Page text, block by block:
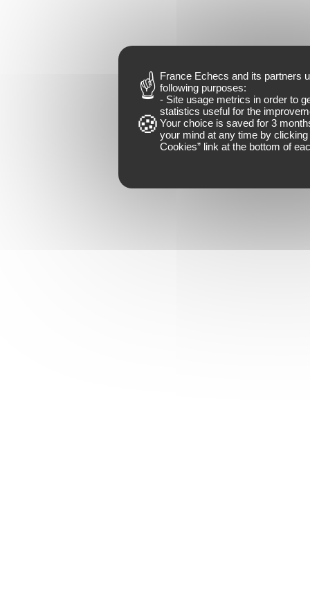
France Echecs and its partners
following purposes:
- Site usage metrics in order to
statistics useful for the
Your choice is saved for 3
your mind at any time by clicking
Cookies” link at the bottom of